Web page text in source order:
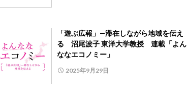
「遊ぶ広報」―滞在しながら地域を伝え
る 沼尾波子 東洋大学教授 連載「よん
ななエコノミー」
2025年9月29日